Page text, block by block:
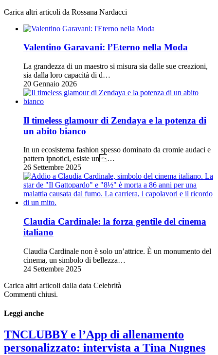
Carica altri articoli da Rossana Nardacci
Valentino Garavani: l’Eterno nella Moda
La grandezza di un maestro si misura sia dalle sue creazioni,
sia dalla loro capacità di d…
20 Gennaio 2026
Il timeless glamour di Zendaya e la potenza di
un abito bianco
In un ecosistema fashion spesso dominato da cromie audaci e
pattern ipnotici, esiste un…
26 Settembre 2025
Claudia Cardinale: la forza gentile del cinema
italiano
Claudia Cardinale non è solo un’attrice. È un monumento del
cinema, un simbolo di bellezza…
24 Settembre 2025
Carica altri articoli dalla data Celebrità
Commenti chiusi.
Leggi anche
TNCLUBBY e l’App di allenamento
personalizzato: intervista a Tina Nugnes